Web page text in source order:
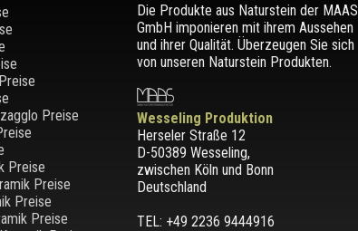
Preise
Preise
Preise
Preise
Preise
Die Produkte aus Naturstein der MAAS
GmbH imponieren mit ihrem Aussehen
und ihrer Qualität. Überzeugen Sie sich
von unseren Naturstein Produkten.
Wesseling Produktion
Herseler Straße 12
D-50389 Wesseling,
zwischen Köln und Bonn
Deutschland
TEL: +49 2236 9444916